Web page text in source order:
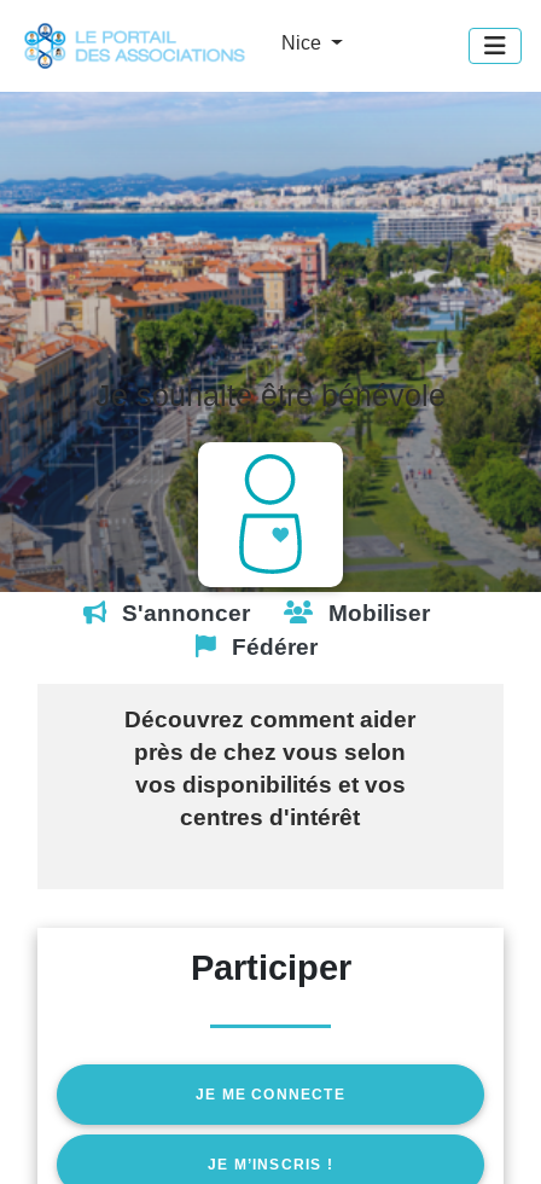
Nice
Je souhaite être bénévole
S'annoncer
Mobiliser
Fédérer
"Pourquoi m'inscrire"
Découvrez comment aider
près de chez vous selon
vos disponibilités et vos
centres d'intérêt
Participer
JE ME CONNECTE
JE M’INSCRIS !